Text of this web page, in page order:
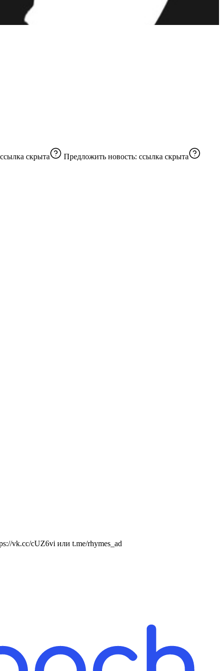
ссылка скрыта Предложить новость: ссылка скрыта
vk.cc/cUZ6vi или t.me/rhymes_ad